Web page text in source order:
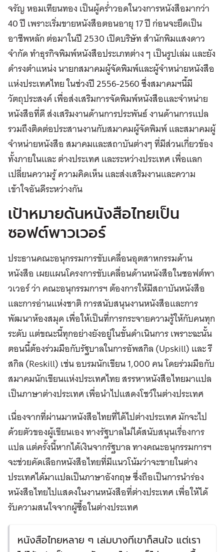
จรัญ หอมเทียนทอง เป็นผู้คร่ำวอดในวงการหนังสือมากว่า
40 ปี เพราะเริ่มขายหนังสือตอนอายุ 17 ปี ก่อนจะยึดเป็น
อาชีพหลัก ต่อมาในปี 2530 เปิดบริษัท สำนักพิมแสงดาว
จำกัด ทำธุรกิจพิมพ์หนังสือประเภทต่าง ๆ เป็นรูปเล่ม และยัง
ดำรงตำแหน่ง นายกสมาคมผู้จัดพิมพ์และผู้จำหน่ายหนังสือ
แห่งประเทศไทย ในช่วงปี 2556-2560 ซึ่งสมาคมฯนี้มี
วัตถุประสงค์ เพื่อส่งเสริมการจัดพิมพ์หนังสือและจำหน่าย
หนังสือที่ดี ส่งเสริมงานด้านการประพันธ์ งานด้านการแปล
รวมถึงติดต่อประสานงานกับสมาคมผู้จัดพิมพ์ และสมาคมผู้
จำหน่ายหนังสือ สมาคมและสถาบันต่างๆ ที่มีส่วนเกี่ยวข้อง
ทั้งภายในและ ต่างประเทศ และระหว่างประเทศ เพื่อแลก
เปลี่ยนความรู้ ความคิดเห็น และส่งเสริมงานและความ
เข้าใจอันดีระหว่างกัน
เป้าหมายดันหนังสือไทยเป็น
ซอฟต์พาวเวอร์
ประธานคณะอนุกรรมการขับเคลื่อนอุตสาหกรรมด้าน
หนังสือ เผยแผนโครงการขับเคลื่อนด้านหนังสือในซอฟต์พา
วเวอร์ ว่า คณะอนุกรรมการฯ ต้องการให้มีสถาบันหนังสือ
และการอ่านแห่งชาติ การสนับสนุนงานหนังสือและการ
พัฒนาห้องสมุด เพื่อให้เป็นที่การกระจายความรู้ให้กับคนทุก
ระดับ แต่ขณะนี้ทุกอย่างยังอยู่ในขั้นดำเนินการ เพราะฉะนั้น
ตอนนี้ต้องร่วมมือกับรัฐบาลในการอัพสกิล (Upskill) และ รี
สกิล (Reskill) เช่น อบรมนักเขียน 1,000 คน โดยร่วมมือกับ
สมาคมนักเขียนแห่งประเทศไทย สรรหาหนังสือไทยมาแปล
เป็นภาษาต่างประเทศ เพื่อนำไปแสดงโชว์ในต่างประเทศ
เนื่องจากที่ผ่านมาหนังสือไทยที่ได้ไปต่างประเทศ มักจะไป
ด้วยตัวของผู้เขียนเอง ทางรัฐบาลไม่ได้สนับสนุนเรื่องการ
แปล แต่ครั้งนี้หากได้เงินจากรัฐบาล ทางคณะอนุกรรมการฯ
จะช่วยคัดเลือกหนังสือไทยที่มีแนวโน้มว่าจะขายในต่าง
ประเทศได้มาแปลเป็นภาษาอังกฤษ ซึ่งถือเป็นการนำร่อง
หนังสือไทยไปแสดงในงานหนังสือที่ต่างประเทศ เพื่อให้ได้
รับความสนใจจากผู้ซื้อในต่างประเทศ
หนังสือไทยหลาย ๆ เล่มบางทีเขาก็สนใจ แต่เรา